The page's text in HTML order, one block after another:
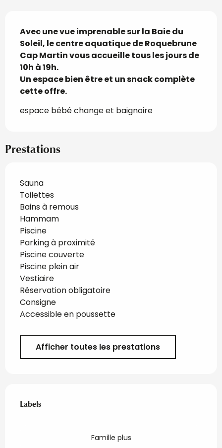
Description
Avec une vue imprenable sur la Baie du
Soleil, le centre aquatique de Roquebrune
Cap Martin vous accueille tous les jours de
10h à 19h.
Un espace bien être et un snack complète
cette offre.
espace bébé change et baignoire
Prestations
Sauna
Toilettes
Bains à remous
Hammam
Piscine
Parking à proximité
Piscine couverte
Piscine plein air
Vestiaire
Réservation obligatoire
Consigne
Accessible en poussette
Afficher toutes les prestations
Offres de prestations
Labels
Labels
Famille plus